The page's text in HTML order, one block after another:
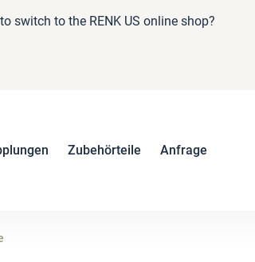
switch to the RENK US online shop?
Zubehörteile Anfrage